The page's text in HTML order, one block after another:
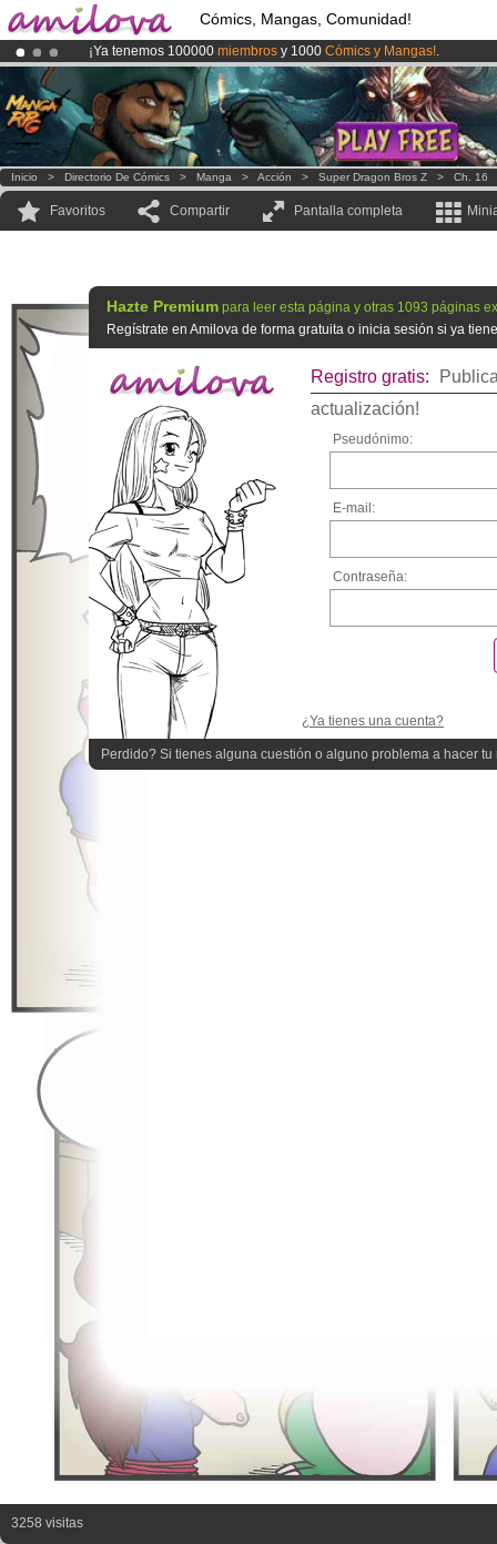
Cómics, Mangas, Comunidad!
¡Ya tenemos 100000 miembros y 1000 Cómics y Mangas!.
¡Conviertete en Premium por3.95 eurosal mes!Hazte Premium ya
El Kickstarter Amilova está desormado lanzado!.
Inicio > Directorio De Cómics > Manga > Acción > Super Dragon Bros Z > Ch. 16
Favoritos Compartir Pantalla completa
Hazte Premium para leer esta página y otras 1093 páginas
Regístrate en Amilova de forma gratuita o inicia sesión si ya
Registro gratis:
actualización!
Pseudónimo:
E-mail:
Contraseña:
¿Ya tienes una cuenta?
Perdido? Si tienes alguna cuestión o alguno problema a hacer
3258 visitas